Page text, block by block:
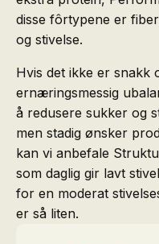
disse fôrtypene er
og stivelse.
Hvis det ikke er snakk
ernæringsmessig
å redusere sukker og
men stadig ønsker
kan vi anbefale
som daglig gir lavt
for en moderat
er så liten.